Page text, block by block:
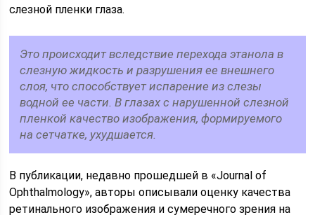
слезной пленки глаза.
Это происходит вследствие перехода этанола в
слезную жидкость и разрушения ее внешнего
слоя, что способствует испарение из слезы
водной ее части. В глазах с нарушенной слезной
пленкой качество изображения, формируемого
на сетчатке, ухудшается.
В публикации, недавно прошедшей в «Journal of
Ophthalmology», авторы описывали оценку качества
ретинального изображения и сумеречного зрения на